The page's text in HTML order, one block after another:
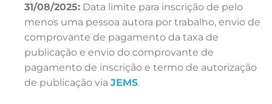
31/08/2025: Data limite para inscrição de pelo
menos uma pessoa autora por trabalho, envio de
comprovante de pagamento da taxa de
publicação e envio do comprovante de
pagamento de inscrição e termo de autorização
de publicação via JEMS.